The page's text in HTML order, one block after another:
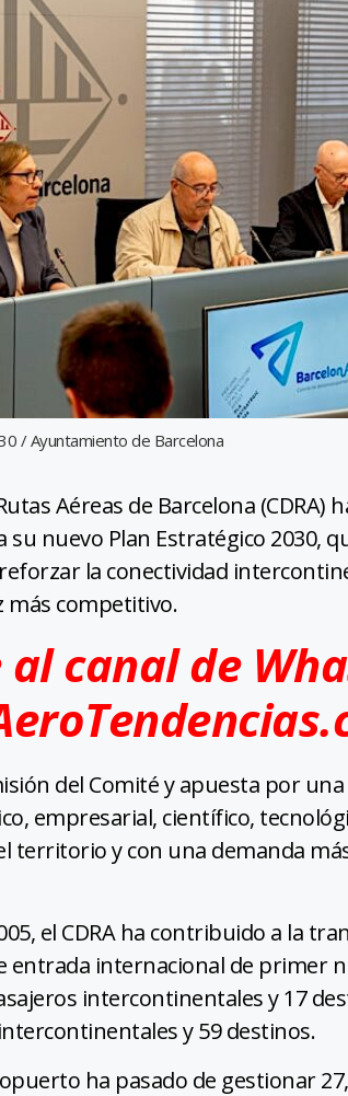
/ Ayuntamiento de Barcelona
Aéreas de Barcelona (CDRA)
nuevo Plan Estratégico 2030,
la conectividad
más competitivo.
al canal de
del Comité y apuesta por
empresarial, científico,
territorio y con una demanda
el CDRA ha contribuido a la
internacional de primer
intercontinentales y 17
y 59 destinos.
ha pasado de gestionar